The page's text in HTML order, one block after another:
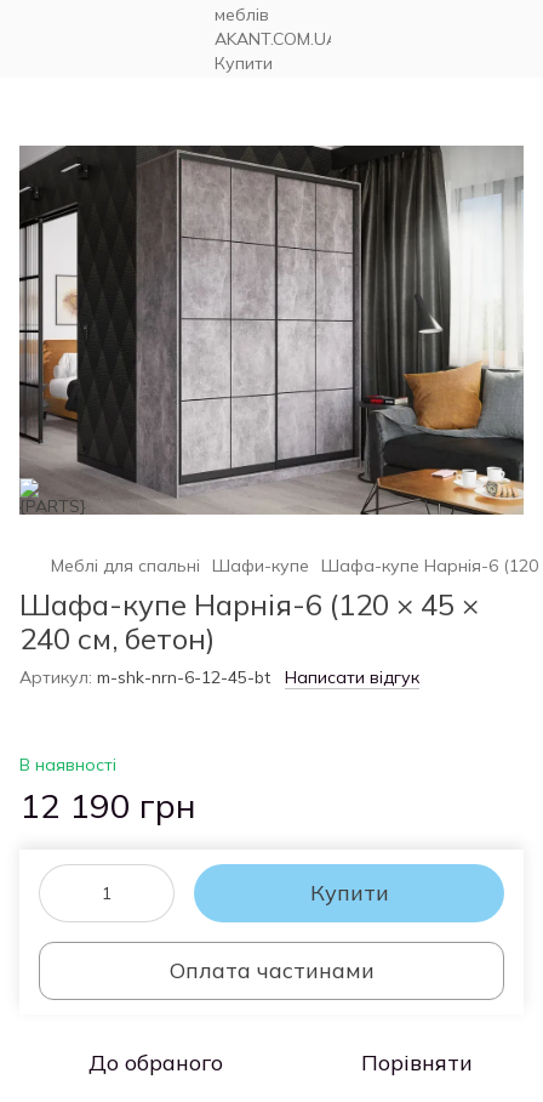
Меблі для спальні Шафи-купе Шафа-купе Нарнія-6 (120
Шафа-купе Нарнія-6 (120 × 45 ×
240 см, бетон)
Артикул: m-shk-nrn-6-12-45-bt Написати відгук
В наявності
12 190 грн
Купити
Оплата частинами
До обраного Порівняти